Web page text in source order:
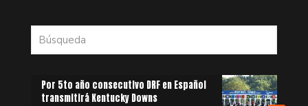
Por 5to año consecutivo DRF en Español
transmitirá Kentucky Downs